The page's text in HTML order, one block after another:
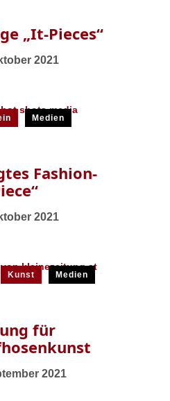
„It-Pieces“
2021
Medien
Fashion-
2021
Kunst Medien
für
2021